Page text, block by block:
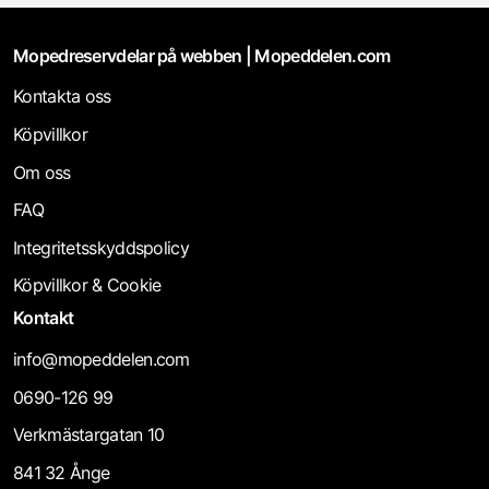
Mopedreservdelar på webben | Mopeddelen.com
Kontakta oss
Köpvillkor
Om oss
FAQ
Integritetsskyddspolicy
Köpvillkor & Cookie
Kontakt
info@mopeddelen.com
0690-126 99
Verkmästargatan 10
841 32 Ånge